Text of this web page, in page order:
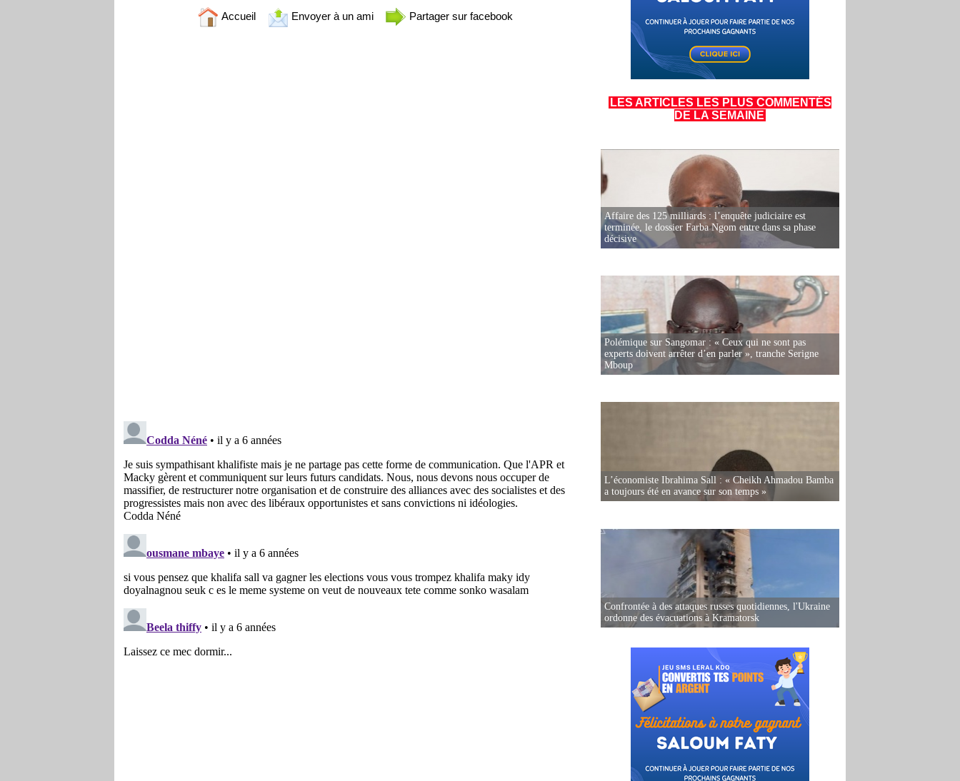
Accueil Envoyer à un ami Partager sur facebook
LES ARTICLES LES PLUS COMMENTÉS
DE LA SEMAINE
Affaire des 125 milliards : l’enquête judiciaire est
terminée, le dossier Farba Ngom entre dans sa phase
décisive
Polémique sur Sangomar : « Ceux qui ne sont pas
experts doivent arrêter d’en parler », tranche Serigne
Mboup
L’économiste Ibrahima Sall : « Cheikh Ahmadou Bamba
a toujours été en avance sur son temps »
Confrontée à des attaques russes quotidiennes, l'Ukraine
ordonne des évacuations à Kramatorsk